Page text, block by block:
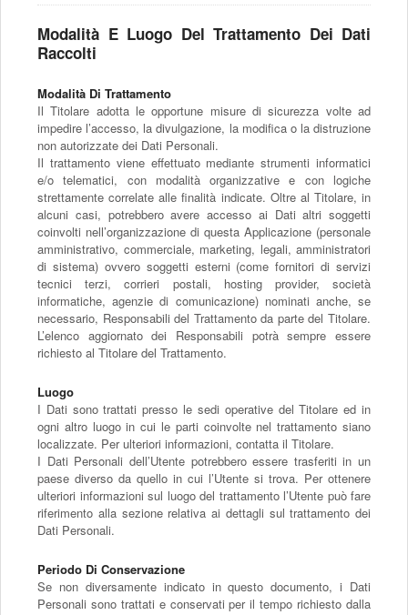
Modalità E Luogo Del Trattamento Dei Dati
Raccolti
Modalità Di Trattamento
Il Titolare adotta le opportune misure di sicurezza volte ad
impedire l’accesso, la divulgazione, la modifica o la distruzione
non autorizzate dei Dati Personali.
Il trattamento viene effettuato mediante strumenti informatici
e/o telematici, con modalità organizzative e con logiche
strettamente correlate alle finalità indicate. Oltre al Titolare, in
alcuni casi, potrebbero avere accesso ai Dati altri soggetti
coinvolti nell’organizzazione di questa Applicazione (personale
amministrativo, commerciale, marketing, legali, amministratori
di sistema) ovvero soggetti esterni (come fornitori di servizi
tecnici terzi, corrieri postali, hosting provider, società
informatiche, agenzie di comunicazione) nominati anche, se
necessario, Responsabili del Trattamento da parte del Titolare.
L’elenco aggiornato dei Responsabili potrà sempre essere
richiesto al Titolare del Trattamento.
Luogo
I Dati sono trattati presso le sedi operative del Titolare ed in
ogni altro luogo in cui le parti coinvolte nel trattamento siano
localizzate. Per ulteriori informazioni, contatta il Titolare.
I Dati Personali dell’Utente potrebbero essere trasferiti in un
paese diverso da quello in cui l’Utente si trova. Per ottenere
ulteriori informazioni sul luogo del trattamento l’Utente può fare
riferimento alla sezione relativa ai dettagli sul trattamento dei
Dati Personali.
Periodo Di Conservazione
Se non diversamente indicato in questo documento, i Dati
Personali sono trattati e conservati per il tempo richiesto dalla